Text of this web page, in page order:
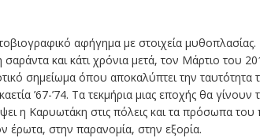
αφήγημα με στοιχεία
σαράντα και κάτι χρόνια μετά, τον Μάρτιο
σημείωμα όπου αποκαλύπτει την ταυτότητα
’67-’74. Τα τεκμήρια μιας εποχής θα
η Καρυωτάκη στις πόλεις και τα πρόσωπα
έρωτα, στην παρανομία, στην εξορία.